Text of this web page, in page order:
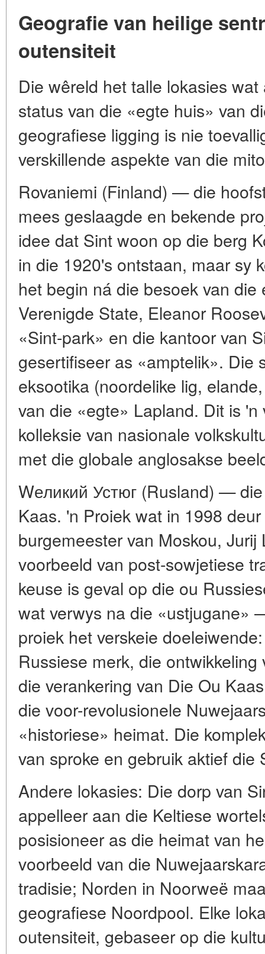
Geografie van heilige
outensiteit
Die wêreld het talle lokasies
status van die «egte huis» van
geografiese ligging is nie
verskillende aspekte van die
Rovaniemi (Finland) — die
mees geslaagde en bekende
idee dat Sint woon op die berg
in die 1920's ontstaan, maar sy
het begin ná die besoek van
Verenigde State, Eleanor
«Sint-park» en die kantoor van
gesertifiseer as «amptelik». Die
eksootika (noordelike lig,
van die «egte» Lapland. Dit is
kolleksie van nasionale
met die globale anglosakse
Wеликий Устюг (Rusland) —
Kaas. 'n Proiek wat in 1998
burgemeester van Moskou,
voorbeeld van post-sowjetiese
keuse is geval op die ou
wat verwys na die «ustjugane»
proiek het verskeie
Russiese merk, die
die verankering van Die Ou
die voor-revolusionele
«historiese» heimat. Die
van sproke en gebruik aktief die
Andere lokasies: Die dorp van
appelleer aan die Keltiese
posisioneer as die heimat van
voorbeeld van die
tradisie; Norden in Noorweë
geografiese Noordpool. Elke
outensiteit, gebaseer op die